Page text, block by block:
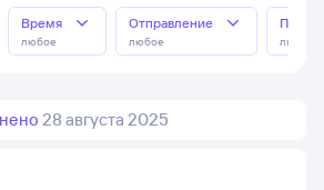
Время
любое
Отправление
любое любое
28 августа 2025